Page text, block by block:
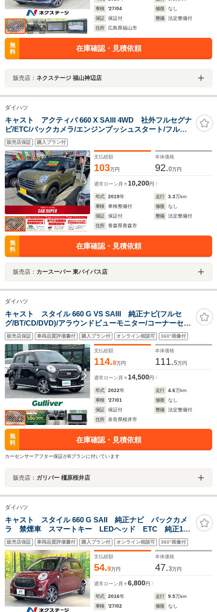
車検
'27/04 修復
なし
保証
保証付 整備
法定整備付
住所
広島県福山市
無
料
在庫確認・見積依頼
販売店： ネクステージ 福山神辺店
ダイハツ
キャスト アクティバ 660 X SAIII 4WD 社外フルセグナ
ビ/ETC/バックカメラ/エンジンプッシュスタート/フル
LEDヘッドライト/オートエアコン/BluetoothAudio/15イ
ンチ社外アルミホイール
販売店保証 購入プラン付
支払総額
103万円
本体価格
92.0万円
通常ローン 月々 10,200円
年式 2019年 走行 3.3万km
車検
車検整備付 修復
なし
保証
保証付 整備
法定整備付
住所
青森県青森市
無
料
在庫確認・見積依頼
販売店： カースーパー 東バイパス店
ダイハツ
キャスト スタイル 660 G VS SAIII 純正ナビ(フルセ
グ/BT/CD/DVD)/アラウンドビューモニター/コーナーセン
サー/衝突軽減/レーンキープ/シートヒーター/LEDヘッド
ライト/ステアリングスイッチ/オートライト/ETC/ドラレ
コ
販売店保証 車両品質評価書付 購入プラン付 オンライン相談可 360°画像付
支払総額
114.8万円
本体価格
111.5万円
通常ローン 月々 14,500円
年式 2022年 走行 4.6万km
車検
'27/01 修復
なし
保証
保証付 整備
法定整備付
住所
奈良県桜井市
無
料
在庫確認・見積依頼
カーセンサーアフター保証がBプランに付いています
販売店： ガリバー 橿原桜井店
ダイハツ
キャスト スタイル 660 G SAII 純正ナビ バックカメ
ラ 禁煙車 スマートキー LEDヘッド ETC 純正15
インチアルミ オートライト オートエアコン
Bluetooth CD DVD再生 フルセグ LEDフォグ
販売店保証 車両品質評価書付 購入プラン付 オンライン相談可 360°画像付
支払総額
54.9万円
本体価格
47.3万円
通常ローン 月々6,800円
年式 2016年 走行 9.5万km
車検
'27/02 修復
なし